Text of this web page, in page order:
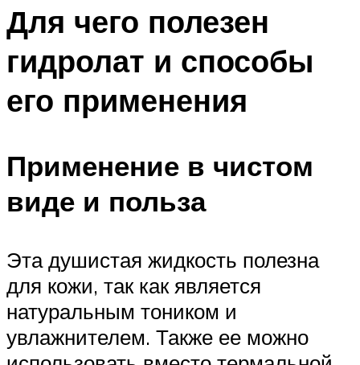
Для чего полезен
гидролат и способы
его применения
Применение в чистом
виде и польза
Эта душистая жидкость полезна
для кожи, так как является
натуральным тоником и
увлажнителем. Также ее можно